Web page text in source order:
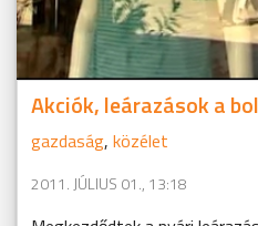
Akciók, leárazások a
gazdaság, közélet
2011. JÚLIUS 01., 13:18